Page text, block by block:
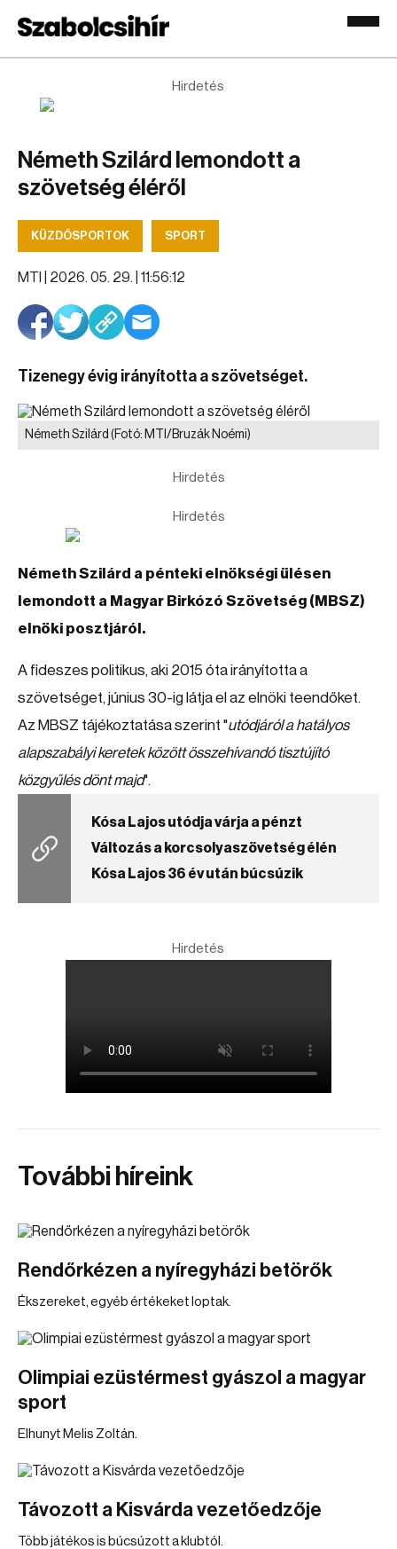
Hirdetés
Németh Szilárd lemondott a
szövetség éléről
KÜZDŐSPORTOK SPORT
MTI | 2026. 05. 29. | 11:56:12
Tizenegy évig irányította a szövetséget.
Németh Szilárd (Fotó: MTI/Bruzák Noémi)
Hirdetés
Hirdetés
Németh Szilárd a pénteki elnökségi ülésen
lemondott a Magyar Birkózó Szövetség (MBSZ)
elnöki posztjáról.
A fideszes politikus, aki 2015 óta irányította a
szövetséget, június 30-ig látja el az elnöki teendőket.
Az MBSZ tájékoztatása szerint "utódjáról a hatályos
alapszabályi keretek között összehívandó tisztújító
közgyűlés dönt majd".
Kósa Lajos utódja várja a pénzt
Változás a korcsolyaszövetség élén
Kósa Lajos 36 év után búcsúzik
Hirdetés
További híreink
Rendőrkézen a nyíregyházi betörők
Ékszereket, egyéb értékeket loptak.
Olimpiai ezüstérmest gyászol a magyar
sport
Elhunyt Melis Zoltán.
Távozott a Kisvárda vezetőedzője
Több játékos is búcsúzott a klubtól.